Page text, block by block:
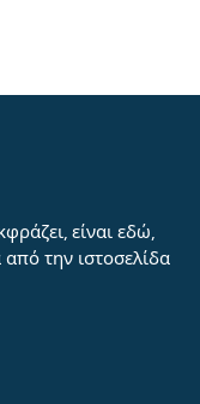
είναι εδώ,
την ιστοσελίδα